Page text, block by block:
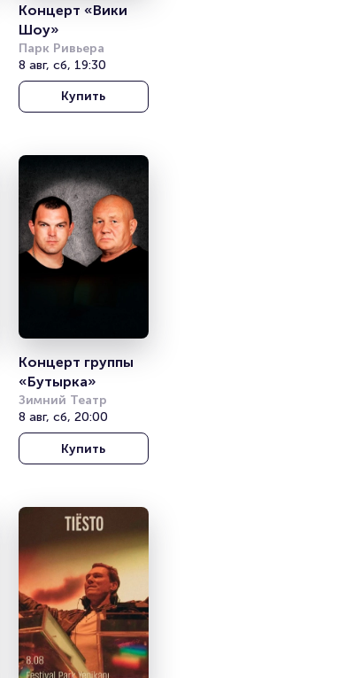
Концерт «Вики
Шоу»
Парк Ривьера
8 авг, сб, 19:30
Купить
Концерт группы
«Бутырка»
Зимний Театр
8 авг, сб, 20:00
Купить